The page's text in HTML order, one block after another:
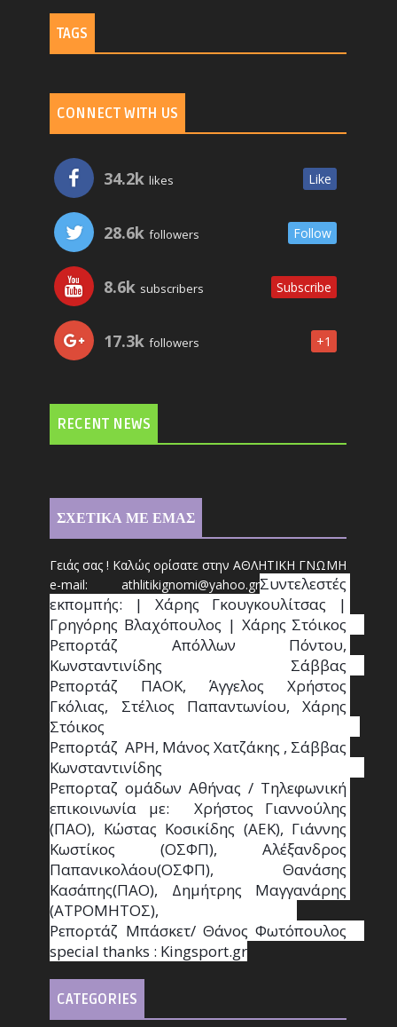
TAGS
CONNECT WITH US
34.2k likes Like
28.6k followers Follow
8.6k subscribers Subscribe
17.3k followers +1
RECENT NEWS
ΣΧΕΤΙΚΑ ΜΕ ΕΜΑΣ
Γειάς σας ! Καλώς ορίσατε στην ΑΘΛΗΤΙΚΗ ΓΝΩΜΗ
e-mail: athlitikignomi@yahoo.grΣυντελεστές
εκπομπής: | Χάρης Γκουγκουλίτσας |
Γρηγόρης Βλαχόπουλος | Χάρης Στόικος
Ρεπορτάζ Απόλλων Πόντου,
Κωνσταντινίδης   Σάββας
Ρεπορτάζ ΠΑΟΚ, Άγγελος Χρήστος
Γκόλιας, Στέλιος Παπαντωνίου, Χάρης
Στόικος
Ρεπορτάζ  ΑΡΗ, Μάνος Χατζάκης , Σάββας
Κωνσταντινίδης
Ρεπορταζ ομάδων Αθήνας / Τηλεφωνική
επικοινωνία με:  Χρήστος Γιαννούλης
(ΠΑΟ), Κώστας Κοσικίδης (ΑΕΚ), Γιάννης
Κωστίκος (ΟΣΦΠ), Αλέξανδρος
Παπανικολάου(ΟΣΦΠ), Θανάσης
Κασάπης(ΠΑΟ), Δημήτρης Μαγγανάρης
(ΑΤΡΟΜΗΤΟΣ),
Ρεπορτάζ Μπάσκετ/ Θάνος Φωτόπουλος
special thanks : Κingsport.gr
CATEGORIES